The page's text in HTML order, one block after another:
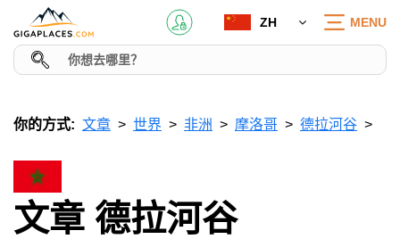
ZH MENU
你的方式: 文章 世界 非洲 摩洛哥 德拉河谷
文章 德拉河谷